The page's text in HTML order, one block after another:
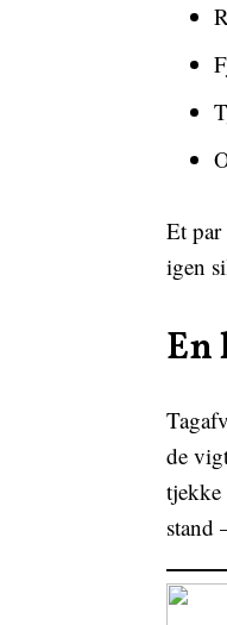
Et par
igen
En
de
tjekke
stand